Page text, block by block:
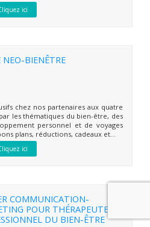
ici
NEO-BIENÊTRE
chez nos partenaires aux quatre
les thématiques du bien-être, des
personnel et de voyages
plans, réductions, cadeaux et...
ici
COMMUNICATION-
POUR THÉRAPEUTE ET
DU BIEN-ÊTRE